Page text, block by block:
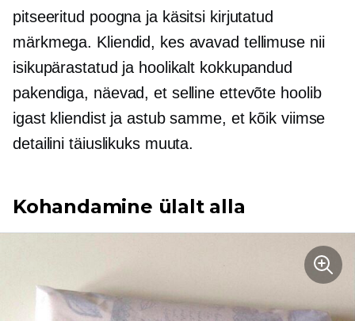
pitseeritud poogna ja käsitsi kirjutatud
märkmega. Kliendid, kes avavad tellimuse nii
isikupärastatud ja hoolikalt kokkupandud
pakendiga, näevad, et selline ettevõte hoolib
igast kliendist ja astub samme, et kõik viimse
detailini täiuslikuks muuta.
Kohandamine ülalt alla